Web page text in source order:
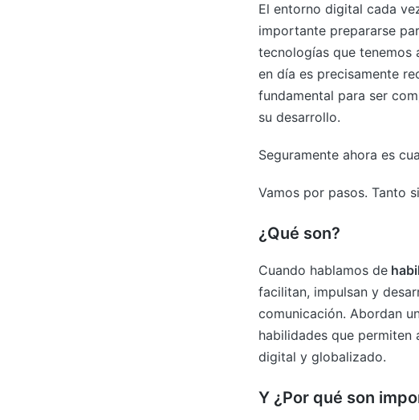
El entorno digital cada
importante prepararse
tecnologías que tenemos
en día es precisamente
fundamental para ser
su desarrollo.
Seguramente ahora es
Vamos por pasos. Tanto
¿Qué son?
Cuando hablamos de
facilitan, impulsan y
comunicación. Abordan
habilidades que permiten
digital y globalizado.
Y ¿Por qué son